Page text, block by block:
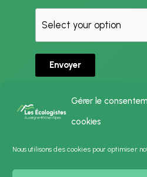
Gérer le
cookies
Nous utilisons des cookies pour optimiser
Envoyer
Politique de
Mentions